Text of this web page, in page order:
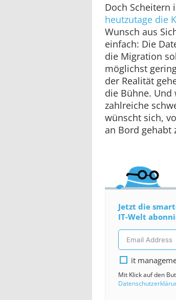
Doch Scheitern
heutzutage die
Wunsch aus
einfach: Die
die Migration
möglichst
der Realität
die Bühne.
zahlreiche
wünscht sich,
an Bord gehabt
Jetzt die
IT-Welt
it
Mit Klick auf den